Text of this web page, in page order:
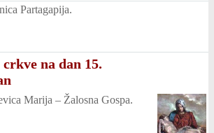
Partagapija.
na dan 15.
Marija – Žalosna Gospa.